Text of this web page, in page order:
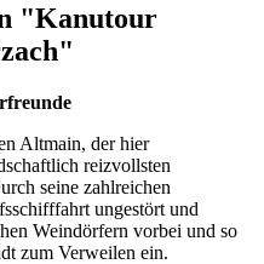
"Kanutour
Altmain, der hier
reizvollsten
seine zahlreichen
ungestört und
Weindörfern vorbei und so
zum Verweilen ein.